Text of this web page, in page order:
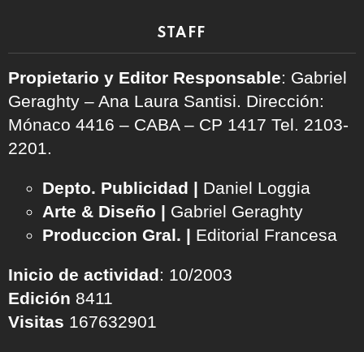
STAFF
Propietario y Editor Responsable: Gabriel
Geraghty – Ana Laura Santisi. Dirección:
Mónaco 4416 – CABA – CP 1417 Tel. 2103-
2201.
Depto. Publicidad | Daniel Loggia
Arte & Diseño | Gabriel Geraghty
Produccion Gral. | Editorial Francesa
Inicio de actividad: 10/2003
Edición 8411
Visitas 167632901